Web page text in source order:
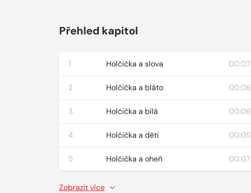
Přehled kapitol
1 Holčička a slova
2 Holčička a bláto
3 Holčička a bílá
4 Holčička a děti
5 Holčička a oheň
Zobrazit více